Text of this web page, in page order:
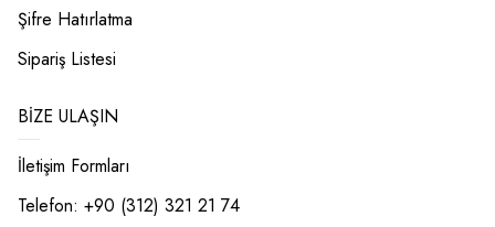
Şifre Hatırlatma
Sipariş Listesi
BIZE ULAŞIN
İletişim Formları
Telefon: +90 (312) 321 21 74